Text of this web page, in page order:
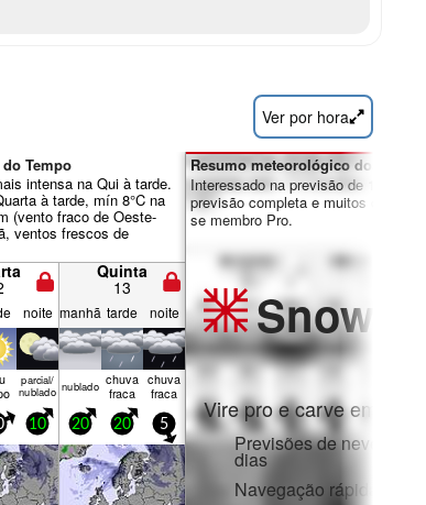
Ver por hora
Tempo
intensa na Qui à tarde.
à tarde, mín 8°C na
(vento fraco de Oeste-
ventos frescos de
Quinta
13
noite manhã tarde noite
parcial/
nublado nubl­ado chuva
fraca
chuva
fraca
10 20 20 5
Resumo meteorológico dos dias
Interessado na previsão de 16
previsão completa e muitos outros
se membro Pro.
Snow
Vire pro e carve em:
Previsões de neve
dias
Navegação rápida sem